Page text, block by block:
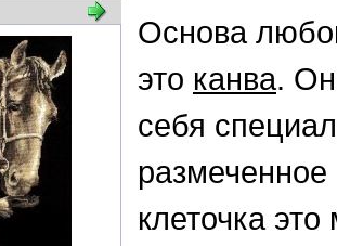
Основа
это канва.
себя
размеченное
клеточка